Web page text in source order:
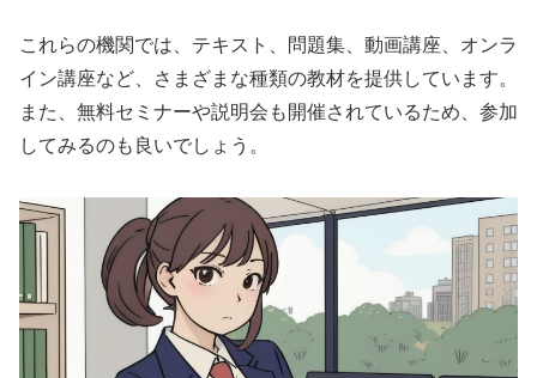
これらの機関では、テキスト、問題集、動画講座、オンラ
イン講座など、さまざまな種類の教材を提供しています。
また、無料セミナーや説明会も開催されているため、参加
してみるのも良いでしょう。